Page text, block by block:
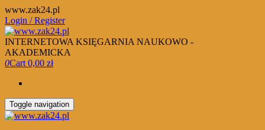
Skip
to
the
content
www.zak24.pl
Login / Register
INTERNETOWA KSIĘGARNIA NAUKOWO -
AKADEMICKA
0Cart 0,00 zł
Toggle navigation